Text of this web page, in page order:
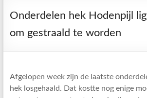
Onderdelen hek Hodenpijl
om gestraald te worden
Afgelopen week zijn de laatste
hek losgehaald. Dat kostte nog enige